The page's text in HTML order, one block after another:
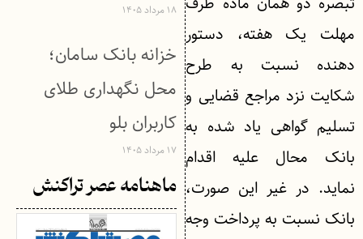
مهلت یک هفته، دستور
دهنده نسبت به طرح
شکایت نزد مراجع قضایی و
تسلیم گواهی یاد شده به
بانک محال علیه اقدام
نماید. در غیر این صورت،
بانک نسبت به پرداخت وجه
۱۸ مرداد ۱۴۰۵
خزانه بانک سامان؛
محل نگهداری طلای
کاربران بلو
۱۷ مرداد ۱۴۰۵
ماهنامه عصر تراکنش